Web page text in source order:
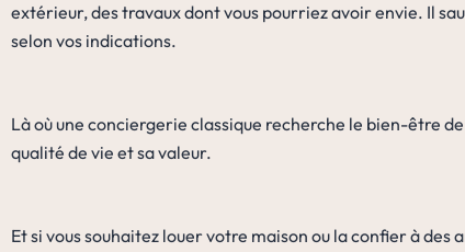
extérieur, des travaux dont vous pourriez avoir envie. Il
selon vos indications.
Là où une conciergerie classique recherche le bien-être
qualité de vie et sa valeur.
Et si vous souhaitez louer votre maison ou la confier à des